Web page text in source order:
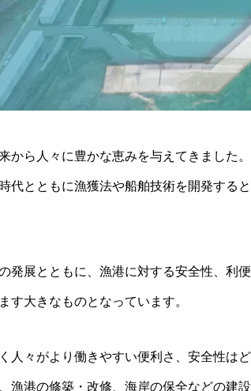
から人々に豊かな恵みを与えてきました
代とともに漁獲法や船舶技術を開発する
発展とともに、漁港に対する安全性、利
す大きなものとなっています。
人々がより働きやすい便利さ、安全性は
漁港の修築・改修、海岸の保全などの建